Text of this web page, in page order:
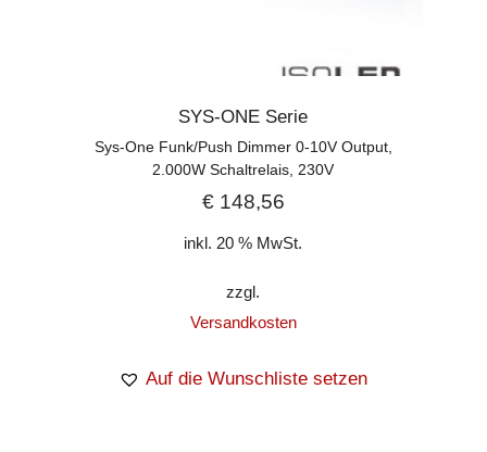
SYS-ONE Serie
Sys-One Funk/Push Dimmer 0-10V Output,
2.000W Schaltrelais, 230V
€148,56
inkl. 20 % MwSt.
zzgl.
Versandkosten
Auf die Wunschliste setzen